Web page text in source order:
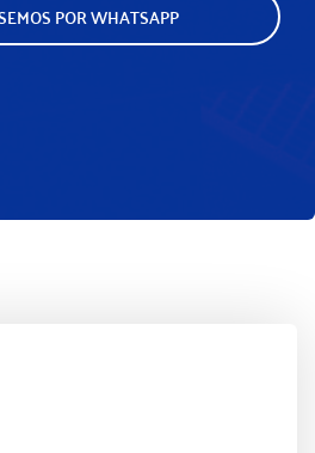
POR WHATSAPP